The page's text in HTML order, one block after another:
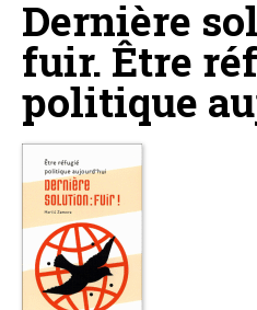
Dernière
fuir. Être
politique